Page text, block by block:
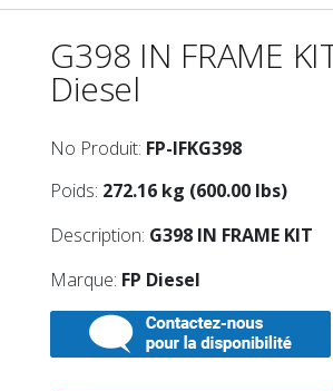
G398 IN FRAME
Diesel
No Produit: FP-IFKG398
Poids: 272.16 kg (600.00 lbs)
Description: G398 IN FRAME KIT
Marque: FP Diesel